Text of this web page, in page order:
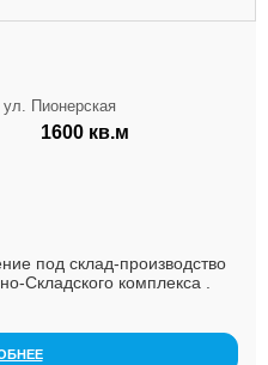
ул. Пионерская
1600 кв.м
под склад-производство
Складского комплекса .